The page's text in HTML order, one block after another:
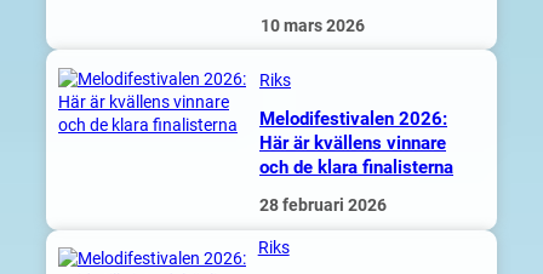
10 mars 2026
Riks
Melodifestivalen 2026:
Här är kvällens vinnare
och de klara finalisterna
28 februari 2026
Riks